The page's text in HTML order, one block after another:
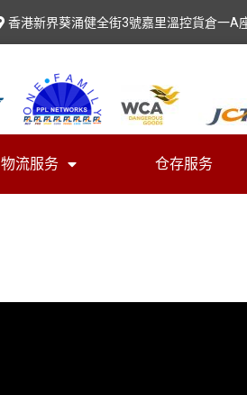
香港新界葵涌健全街3號嘉里溫控貨倉一A
物流服务 仓存服务